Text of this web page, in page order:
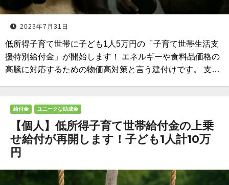
2023年7月31日
低所得子育て世帯に子ども1人5万円の「子育て世帯生活支
援特別給付金」が開始します！ エネルギーや食料品価格の
高騰に対応するための物価高対策と言う建付けです。 支…
給付金 ユニークな助成金
【個人】低所得子育て世帯給付金の上乗
せ給付が再開します！子ども1人計10万
円